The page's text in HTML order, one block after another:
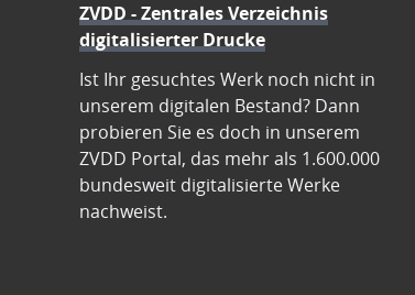
ZVDD - Zentrales Verzeichnis
digitalisierter Drucke
Ist Ihr gesuchtes Werk noch nicht in
unserem digitalen Bestand? Dann
probieren Sie es doch in unserem
ZVDD Portal, das mehr als 1.600.000
bundesweit digitalisierte Werke
nachweist.